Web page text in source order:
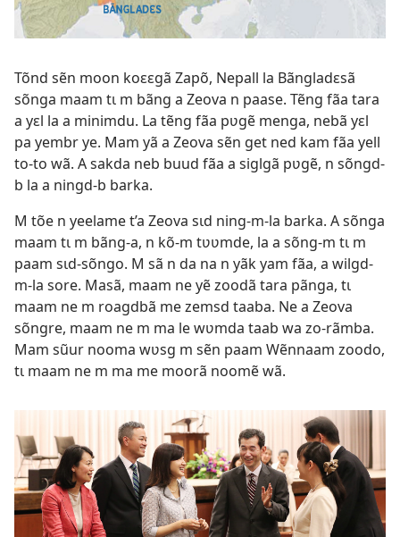
Tõnd sẽn moon koɛɛgã Zapõ, Nepall la Bãngladɛsã
sõnga maam tɩ m bãng a Zeova n paase. Tẽng fãa tara
a yɛl la a minimdu. La tẽng fãa pʋgẽ menga, nebã yɛl
pa yembr ye. Mam yã a Zeova sẽn get ned kam fãa yell
to-to wã. A sakda neb buud fãa a siglgã pʋgẽ, n sõngd-
b la a ningd-b barka.
M tõe n yeelame t’a Zeova sɩd ning-m-la barka. A sõnga
maam tɩ m bãng-a, n kõ-m tʋʋmde, la a sõng-m tɩ m
paam sɩd-sõngo. M sã n da na n yãk yam fãa, a wilgd-
m-la sore. Masã, maam ne yẽ zoodã tara pãnga, tɩ
maam ne m roagdbã me zemsd taaba. Ne a Zeova
sõngre, maam ne m ma le wʋmda taab wa zo-rãmba.
Mam sũur nooma wʋsg m sẽn paam Wẽnnaam zoodo,
tɩ maam ne m ma me moorã noomẽ wã.